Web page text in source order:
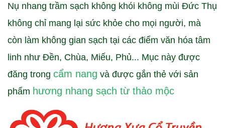
Nụ nhang trầm sạch không khói không mùi Đức Thụ
không chỉ mang lại sức khỏe cho mọi người, mà
còn làm không gian sạch tại các điểm văn hóa tâm
linh như Đền, Chùa, Miếu, Phủ... Mục này được
đăng trong cẩm nang và được gắn thẻ với sản
phẩm hương nhang sạch từ thảo mộc